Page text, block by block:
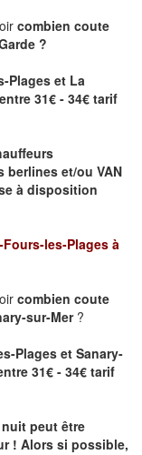
combien coute
?
Plages et La
31€ - 34€ tarif
berlines et/ou VAN
à disposition
Fours-les-Plages à
combien coute
sur-Mer ?
Plages et Sanary-
31€ - 34€ tarif
peut être
! Alors si possible,